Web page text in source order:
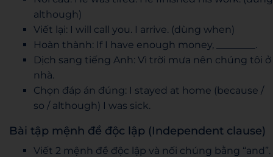
although)
Viết lại: I will call you. I arrive. (dùng when)
Hoàn thành: If I have enough money, ________.
Dịch sang tiếng Anh: Vì trời mưa nên chúng tôi ở
nhà.
Chọn đáp án đúng: I stayed at home (because /
so / although) I was sick.
Bài tập mệnh đề độc lập (Independent clause)
Viết 2 mệnh đề độc lập và nối chúng bằng “and”.